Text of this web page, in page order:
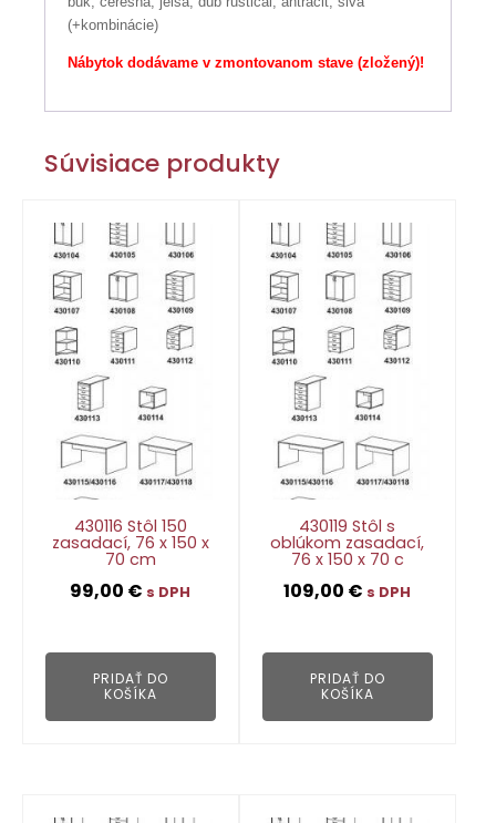
(+kombinácie)
Nábytok dodávame v zmontovanom stave (zložený)!
Súvisiace produkty
430116 Stôl 150
zasadací, 76 x 150 x
70 cm
99,00 € s DPH
PRIDAŤ DO
KOŠÍKA
430119 Stôl s
oblúkom zasadací,
76 x 150 x 70 c
109,00 € s DPH
PRIDAŤ DO
KOŠÍKA